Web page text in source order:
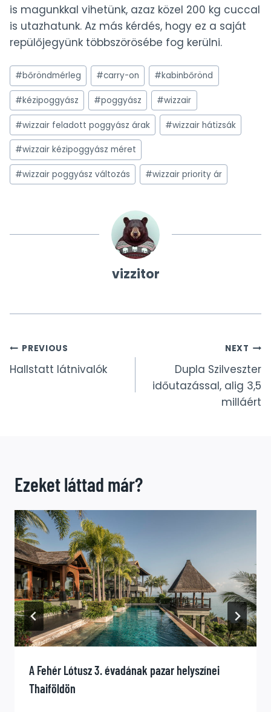
is magunkkal vihetünk, azaz közel 200 kg cuccal
is utazhatunk. Az más kérdés, hogy ez a saját
repülőjegyünk többszörösébe fog kerülni.
Post
Tags:
#bőröndmérleg #carry-on #kabinbőrönd
#kézipoggyász #poggyász #wizzair
#wizzair feladott poggyász árak #wizzair hátizsák
#wizzair kézipoggyász méret
#wizzair poggyász változás #wizzair priority ár
vizzitor
Bejegyzés
navigáció
PREVIOUS
Hallstatt látnivalók
NEXT
Dupla Szilveszter
időutazással, alig 3,5
milláért
Ezeket láttad már?
A Fehér Lótusz 3. évadának pazar helyszínei
Thaiföldön